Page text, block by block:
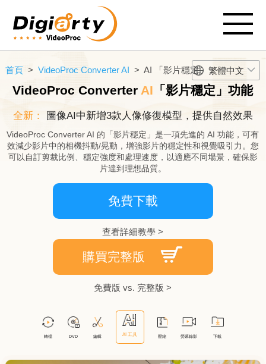
繁體中文
首頁> VideoProc Converter AI > AI 「影片穩定」
VideoProc Converter AI 「影片穩定」功能
全新： 圖像AI中新增3款人像修復模型，提供自然效果
VideoProc Converter AI 的「影片穩定」是一項先進的 AI 功能，可有
效減少影片中的相機抖動/晃動，增強影片的穩定性和視覺吸引力。您
可以自訂剪裁比例、穩定強度和處理速度，以適應不同場景，確保影
片達到理想品質。
免費下載
查看詳細教學 >
購買完整版
免費版 vs. 完整版 >